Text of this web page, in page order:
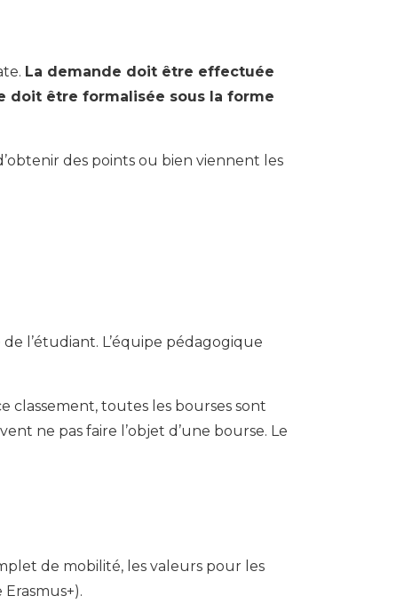
La demande doit être effectuée
doit être formalisée sous la forme
des points ou bien viennent les
l’étudiant. L’équipe pédagogique
classement, toutes les bourses sont
ne pas faire l’objet d’une bourse. Le
de mobilité, les valeurs pour les